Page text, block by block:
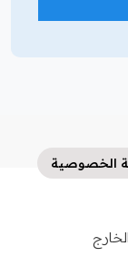
الخصوصية